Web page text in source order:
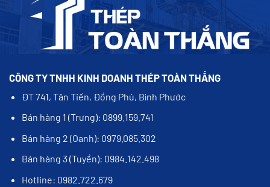
CÔNG TY TNHH KINH DOANH THÉP TOÀN THẮNG
ĐT 741, Tân Tiến, Đồng Phú, Bình Phước
Bán hàng 1 (Trưng): 0899.159.741
Bán hàng 2 (Oanh): 0979.085.302
Bán hàng 3 (Tuyền): 0984.142.498
Hotline: 0982.722.679